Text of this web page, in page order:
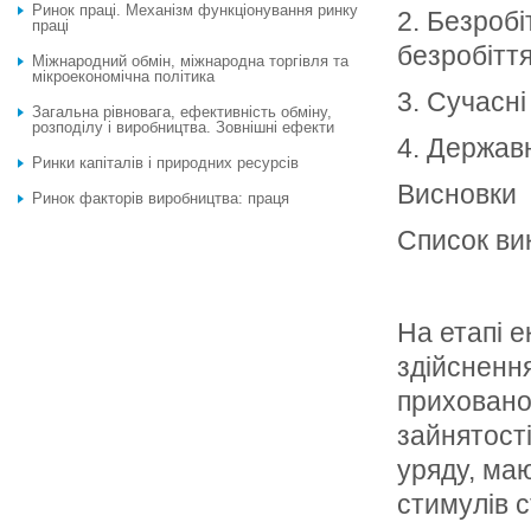
2.
3.
4.
Висновки
Список
На етапі
уряду,
стимулів
Ринок праці. Механізм функціонування ринку
праці
Міжнародний обмін, міжнародна торгівля та
мікроекономічна політика
Загальна рівновага, ефективність обміну,
розподілу і виробництва. Зовнішні ефекти
Ринки капіталів і природних ресурсів
Ринок факторів виробництва: праця